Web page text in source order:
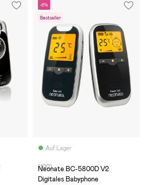
-6%
Bestseller
Auf Lager
(100)
Neonate BC-5800D V2
Digitales Babyphone